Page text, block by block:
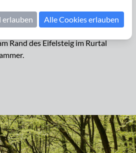
Naturparks Hohes Venn-Eifel
Rand des Eifelsteig im Rurtal
erlauben Alle Cookies erlauben